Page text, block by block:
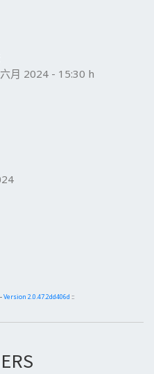
月 2024 - 15:30 h
-Version 2.0.47.2dd406d ::